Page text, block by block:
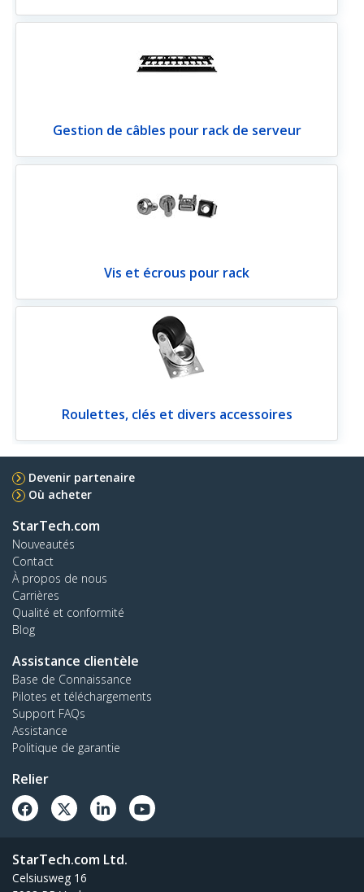
Gestion de câbles pour rack de serveur
Vis et écrous pour rack
Roulettes, clés et divers accessoires
Devenir partenaire
Où acheter
StarTech.com
Nouveautés
Contact
À propos de nous
Carrières
Qualité et conformité
Blog
Assistance clientèle
Base de Connaissance
Pilotes et téléchargements
Support FAQs
Assistance
Politique de garantie
Relier
StarTech.com Ltd.
Celsiusweg 16